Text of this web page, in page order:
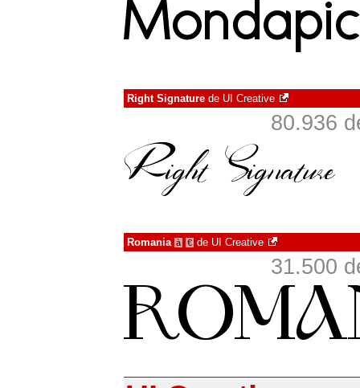
Right Signature de UI Creative
80.936
Romania à € de UI Creative
31.500